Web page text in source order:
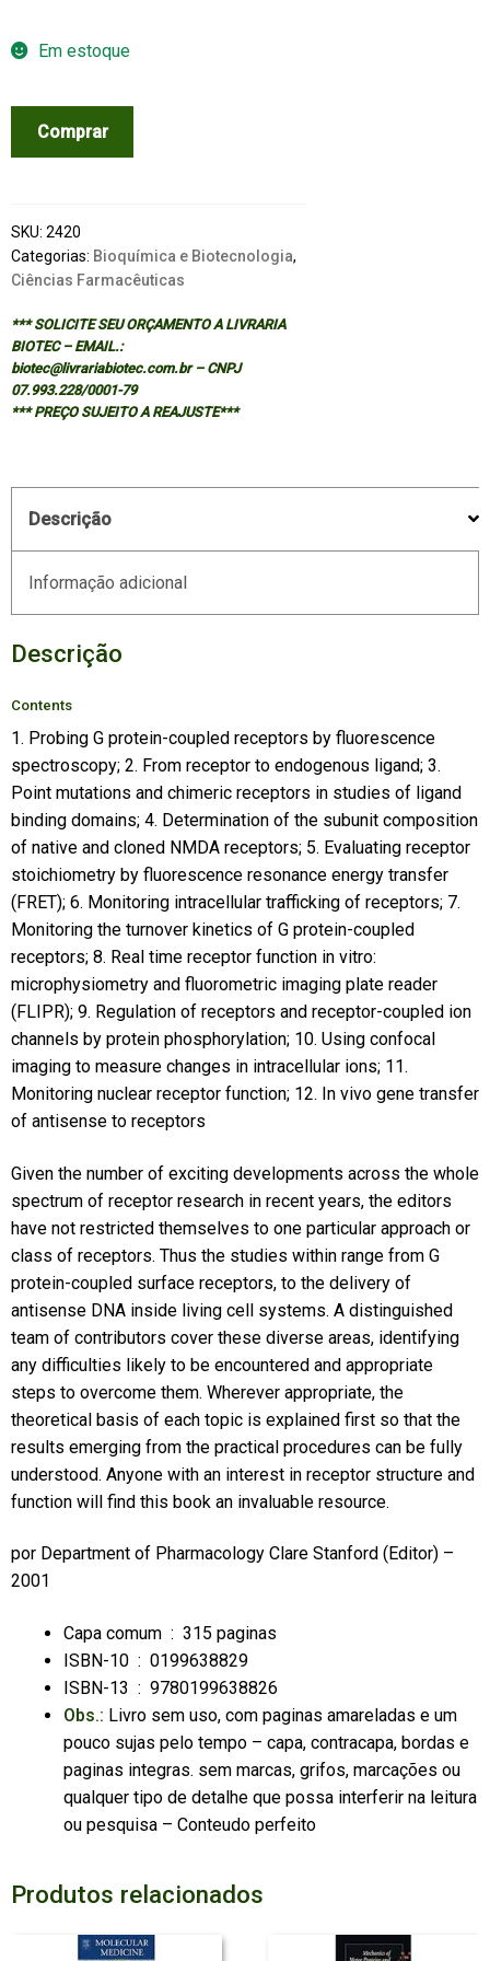
Em estoque
RECEPTORS:
STRUCTURE
-
2/ED
quantidade
Comprar
SKU: 2420
Categorias: Bioquímica e Biotecnologia,
Ciências Farmacêuticas
*** SOLICITE SEU ORÇAMENTO A LIVRARIA
BIOTEC – EMAIL.:
biotec@livrariabiotec.com.br – CNPJ
07.993.228/0001-79
*** PREÇO SUJEITO A REAJUSTE***
Descrição
Informação adicional
Descrição
Contents
1. Probing G protein-coupled receptors by fluorescence
spectroscopy; 2. From receptor to endogenous ligand; 3.
Point mutations and chimeric receptors in studies of ligand
binding domains; 4. Determination of the subunit composition
of native and cloned NMDA receptors; 5. Evaluating receptor
stoichiometry by fluorescence resonance energy transfer
(FRET); 6. Monitoring intracellular trafficking of receptors; 7.
Monitoring the turnover kinetics of G protein-coupled
receptors; 8. Real time receptor function in vitro:
microphysiometry and fluorometric imaging plate reader
(FLIPR); 9. Regulation of receptors and receptor-coupled ion
channels by protein phosphorylation; 10. Using confocal
imaging to measure changes in intracellular ions; 11.
Monitoring nuclear receptor function; 12. In vivo gene transfer
of antisense to receptors
Given the number of exciting developments across the whole
spectrum of receptor research in recent years, the editors
have not restricted themselves to one particular approach or
class of receptors. Thus the studies within range from G
protein-coupled surface receptors, to the delivery of
antisense DNA inside living cell systems. A distinguished
team of contributors cover these diverse areas, identifying
any difficulties likely to be encountered and appropriate
steps to overcome them. Wherever appropriate, the
theoretical basis of each topic is explained first so that the
results emerging from the practical procedures can be fully
understood. Anyone with an interest in receptor structure and
function will find this book an invaluable resource.
por Department of Pharmacology Clare Stanford (Editor) –
2001
Capa comum ‏ : ‎ 315 paginas
ISBN-10 ‏ : ‎ 0199638829
ISBN-13 ‏ : ‎ 9780199638826
Obs.: Livro sem uso, com paginas amareladas e um
pouco sujas pelo tempo – capa, contracapa, bordas e
paginas integras. sem marcas, grifos, marcações ou
qualquer tipo de detalhe que possa interferir na leitura
ou pesquisa – Conteudo perfeito
Produtos relacionados